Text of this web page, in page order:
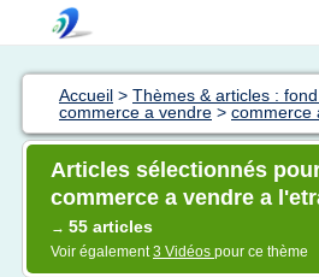
Accueil > Thèmes & articles :
commerce a vendre > commerce
Articles sélectionnés
commerce a vendre a
→ 55 articles
Voir également3 Vidéos pour ce thème